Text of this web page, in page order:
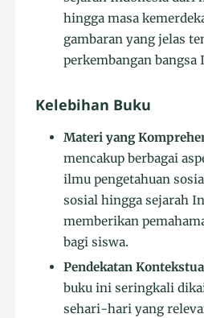
hingga masa
gambaran yang jelas
perkembangan bangsa
Kelebihan Buku
Materi yang
mencakup berbagai
ilmu pengetahuan
sosial hingga sejarah
memberikan
bagi siswa.
Pendekatan
buku ini seringkali
sehari-hari yang